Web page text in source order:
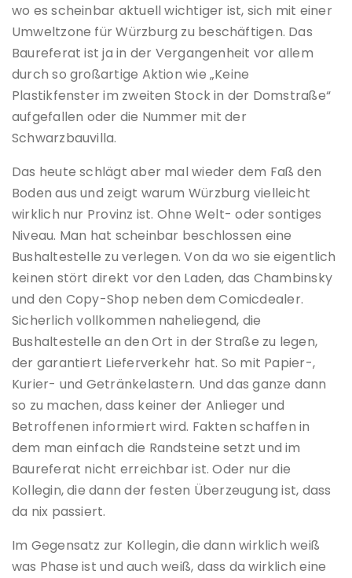
wo es scheinbar aktuell wichtiger ist, sich mit einer
Umweltzone für Würzburg zu beschäftigen. Das
Baureferat ist ja in der Vergangenheit vor allem
durch so großartige Aktion wie „Keine
Plastikfenster im zweiten Stock in der Domstraße“
aufgefallen oder die Nummer mit der
Schwarzbauvilla.
Das heute schlägt aber mal wieder dem Faß den
Boden aus und zeigt warum Würzburg vielleicht
wirklich nur Provinz ist. Ohne Welt- oder sontiges
Niveau. Man hat scheinbar beschlossen eine
Bushaltestelle zu verlegen. Von da wo sie eigentlich
keinen stört direkt vor den Laden, das Chambinsky
und den Copy-Shop neben dem Comicdealer.
Sicherlich vollkommen naheliegend, die
Bushaltestelle an den Ort in der Straße zu legen,
der garantiert Lieferverkehr hat. So mit Papier-,
Kurier- und Getränkelastern. Und das ganze dann
so zu machen, dass keiner der Anlieger und
Betroffenen informiert wird. Fakten schaffen in
dem man einfach die Randsteine setzt und im
Baureferat nicht erreichbar ist. Oder nur die
Kollegin, die dann der festen Überzeugung ist, dass
da nix passiert.
Im Gegensatz zur Kollegin, die dann wirklich weiß
was Phase ist und auch weiß, dass da wirklich eine